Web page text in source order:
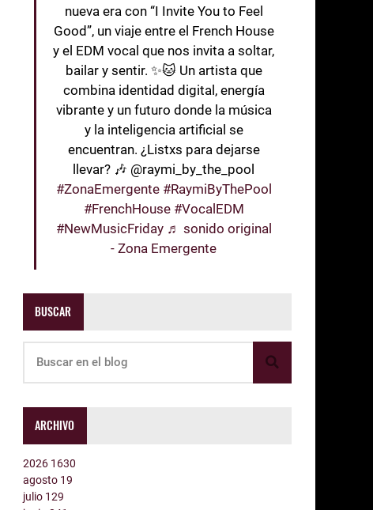
nueva era con “I Invite You to Feel
Good”, un viaje entre el French House
y el EDM vocal que nos invita a soltar,
bailar y sentir. ✨🐱 Un artista que
combina identidad digital, energía
vibrante y un futuro donde la música
y la inteligencia artificial se
encuentran. ¿Listxs para dejarse
llevar? 🎶 @raymi_by_the_pool
#ZonaEmergente #RaymiByThePool
#FrenchHouse #VocalEDM
#NewMusicFriday ♬ sonido original
- Zona Emergente
BUSCAR
ARCHIVO
2026 1630
agosto 19
julio 129